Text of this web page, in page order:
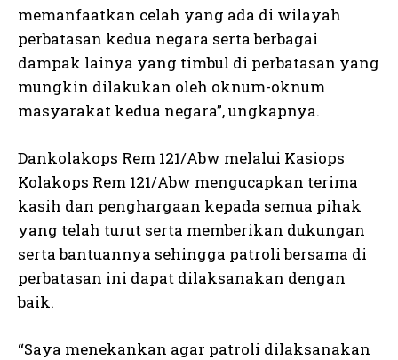
memanfaatkan celah yang ada di wilayah
perbatasan kedua negara serta berbagai
dampak lainya yang timbul di perbatasan yang
mungkin dilakukan oleh oknum-oknum
masyarakat kedua negara”, ungkapnya.
Dankolakops Rem 121/Abw melalui Kasiops
Kolakops Rem 121/Abw mengucapkan terima
kasih dan penghargaan kepada semua pihak
yang telah turut serta memberikan dukungan
serta bantuannya sehingga patroli bersama di
perbatasan ini dapat dilaksanakan dengan
baik.
“Saya menekankan agar patroli dilaksanakan